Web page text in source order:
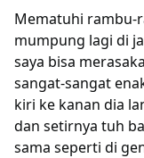
Mematuhi rambu-
mumpung lagi di
saya bisa
sangat-sangat
kiri ke kanan dia
dan setirnya tuh
sama seperti di